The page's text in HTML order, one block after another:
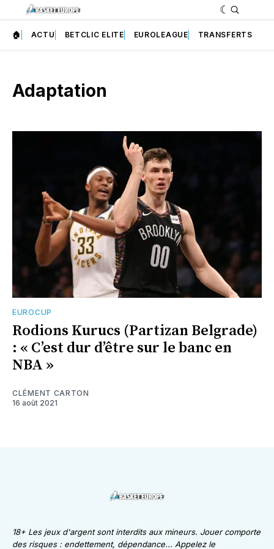
🏠 ACTU BETCLIC ELITE EUROLEAGUE TRANSFERTS
Adaptation
EUROCUP
Rodions Kurucs (Partizan Belgrade)
: « C’est dur d’être sur le banc en
NBA »
CLÉMENT CARTON
16 août 2021
18+ Les jeux d'argent sont interdits aux mineurs. Jouer comporte
des risques : endettement, dépendance... Appelez le